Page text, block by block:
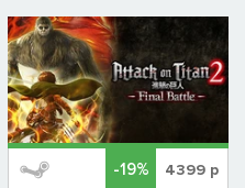
-19% 4399 р